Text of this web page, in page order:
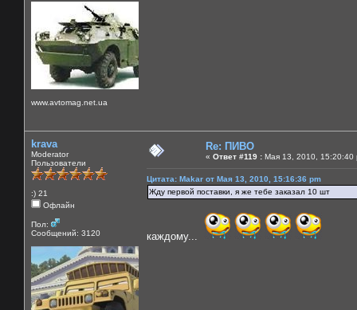
www.avtomag.net.ua
krava
Moderator
Пользователи
:) 21
Офлайн
Пол:
Сообщений: 3120
Re: ПИВО
« Ответ #119 : Мая 13, 2010, 15:20:40
Цитата: Makar от Мая 13, 2010, 15:16:36 pm
Жду первой поставки, я же тебе заказал 10 шт
каждому...